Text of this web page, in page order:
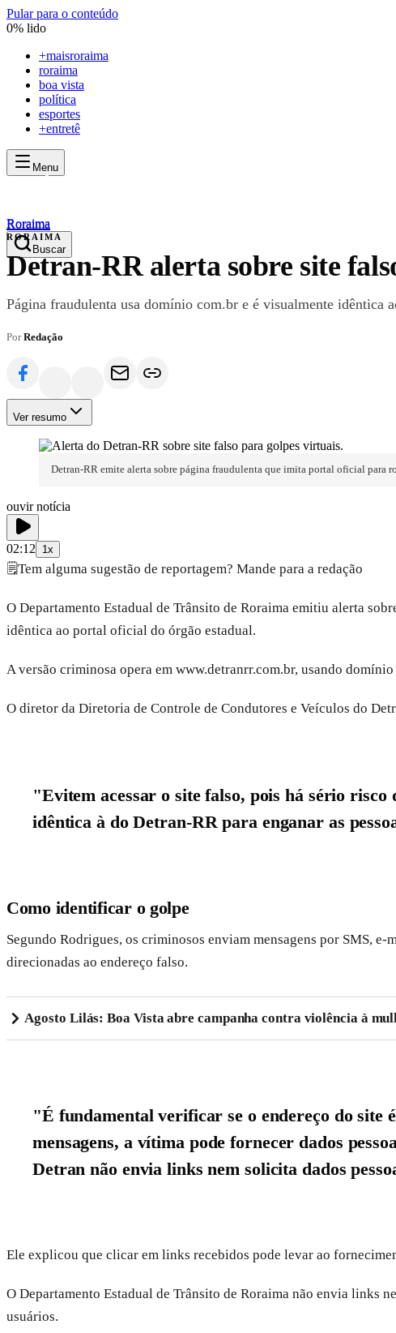
Pular para o conteúdo
0% lido
+maisroraima
roraima
boa vista
política
esportes
+entretê
Menu
maisroraima
Roraima
Buscar
Roraima
RORAIMA
Detran-RR alerta sobre site
Página fraudulenta usa domínio com.br e é visualmente
PorRedação
Ver resumo
Detran-RR emite alerta sobre página fraudulenta que imita portal oficial para
ouvir notícia
02:12 1x
🗒️Tem alguma sugestão de reportagem? Mande para a redação
O Departamento Estadual de Trânsito de Roraima emitiu alerta
idêntica ao portal oficial do órgão estadual.
A versão criminosa opera em www.detranrr.com.br, usando
O diretor da Diretoria de Controle de Condutores e Veículos do
"Evitem acessar o site falso, pois há sério risco
idêntica à do Detran-RR para enganar as
Como identificar o golpe
Segundo Rodrigues, os criminosos enviam mensagens por SMS,
direcionadas ao endereço falso.
Agosto Lilás: Boa Vista abre campanha contra violência à
"É fundamental verificar se o endereço do
mensagens, a vítima pode fornecer dados
Detran não envia links nem solicita dados
Ele explicou que clicar em links recebidos pode levar ao
O Departamento Estadual de Trânsito de Roraima não envia links
usuários.